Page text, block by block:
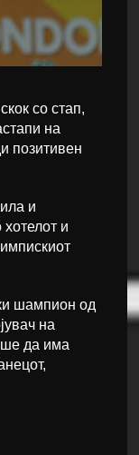
со стап,
на
позитивен
и
и
шампион од
на
да има